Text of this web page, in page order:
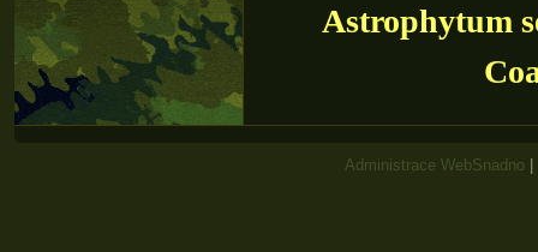
Astrophytum
Administrace WebSnadno|